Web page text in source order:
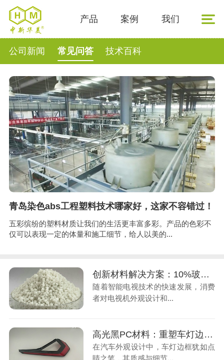
产品 案例 我们
公司新闻 常见问答 技术百科
青岛染色abs工程塑料技术哪家好，这家不容错过！
五彩缤纷的塑料材质让我们的生活更丰富多彩。产品的色彩不
仅可以表现一定的体量和施工细节，给人以美的...
创新材料解决方案：10%玻纤增强PC助力电视机边框升级换代
随着智能电视技术的快速发展，消费
者对电视机外观设计和...
高光黑PC材料：重塑车灯边框美学与功能新标准
在汽车外观设计中，车灯边框犹如点
睛之笔，其质感与细节...